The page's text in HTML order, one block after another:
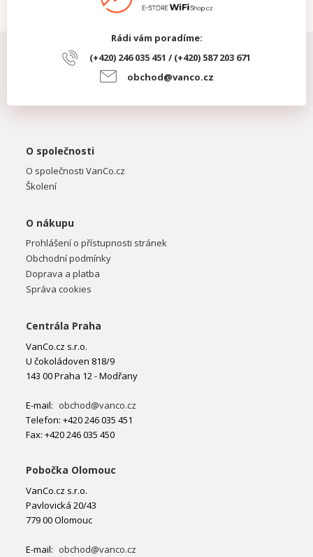
Rádi vám poradíme:
(+420) 246 035 451 / (+420) 587 203 671
obchod@vanco.cz
O společnosti
O společnosti VanCo.cz
Školení
O nákupu
Prohlášení o přístupnosti stránek
Obchodní podmínky
Doprava a platba
Správa cookies
Centrála Praha
VanCo.cz s.r.o.
U čokoládoven 818/9
143 00 Praha 12 - Modřany
E-mail: obchod@vanco.cz
Telefon: +420 246 035 451
Fax: +420 246 035 450
Pobočka Olomouc
VanCo.cz s.r.o.
Pavlovická 20/43
779 00 Olomouc
E-mail: obchod@vanco.cz